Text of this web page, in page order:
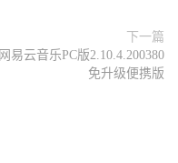
下一篇
网易云音乐PC版2.10.4.200380
免升级便携版